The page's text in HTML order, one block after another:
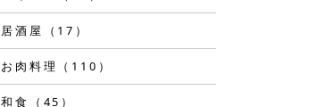
居酒屋（17）
お肉料理（110）
和食（45）